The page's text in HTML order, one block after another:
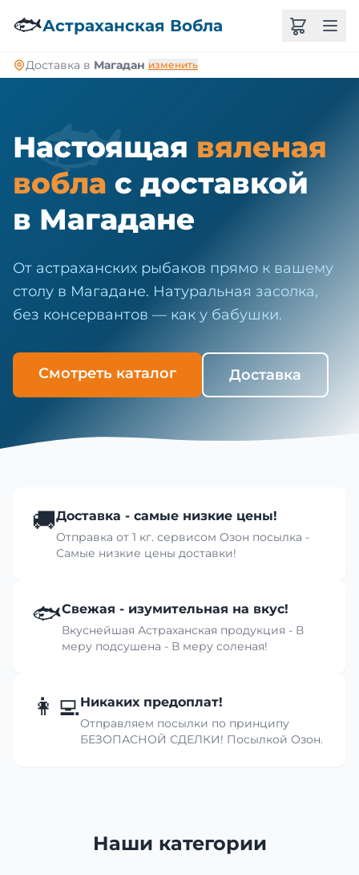
🐟Астраханская Вобла
Доставка в Магадан изменить
🐟
Настоящая вяленая
вобла с доставкой
в Магадане
От астраханских рыбаков прямо к вашему
столу в Магадане. Натуральная засолка,
без консервантов — как у бабушки.
Смотреть каталог Доставка
🚚Доставка - самые низкие цены!
Отправка от 1 кг. сервисом Озон посылка -
Самые низкие цены доставки!
🐟Свежая - изумительная на вкус!
Вкуснейшая Астраханская продукция - В
меру подсушена - В меру соленая!
👩‍💻Никаких предоплат!
Отправляем посылки по принципу
БЕЗОПАСНОЙ СДЕЛКИ! Посылкой Озон.
Наши категории